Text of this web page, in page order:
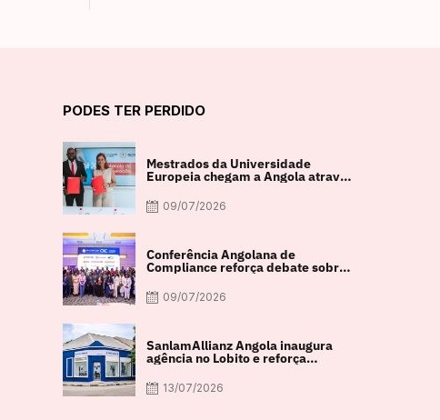
PODES TER PERDIDO
Mestrados da Universidade
Europeia chegam a Angola através
de parceria com a FACUL
09/07/2026
Conferência Angolana de
Compliance reforça debate sobre
integridade e crescimento
económico
09/07/2026
SanlamAllianz Angola inaugura
agência no Lobito e reforça
proximidade com os clientes
13/07/2026